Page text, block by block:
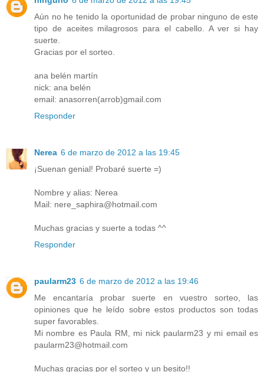
Aún no he tenido la oportunidad de probar ninguno de este
tipo de aceites milagrosos para el cabello. A ver si hay
suerte.
Gracias por el sorteo.
ana belén martín
nick: ana belén
email: anasorren(arrob)gmail.com
Responder
Nerea 6 de marzo de 2012 a las 19:45
¡Suenan genial! Probaré suerte =)
Nombre y alias: Nerea
Mail: nere_saphira@hotmail.com
Muchas gracias y suerte a todas ^^
Responder
paularm23 6 de marzo de 2012 a las 19:46
Me encantaría probar suerte en vuestro sorteo, las
opiniones que he leído sobre estos productos son todas
super favorables.
Mi nombre es Paula RM, mi nick paularm23 y mi email es
paularm23@hotmail.com
Muchas gracias por el sorteo y un besito!!